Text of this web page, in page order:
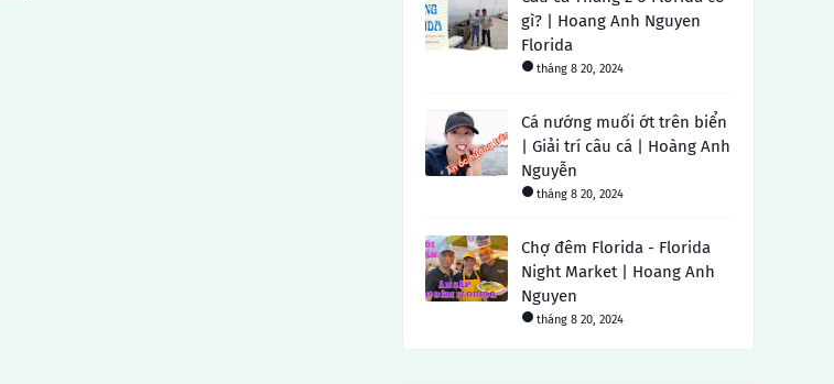
gì? | Hoang Anh Nguyen
Florida
tháng 8 20, 2024
Cá nướng muối ớt trên biển
| Giải trí câu cá | Hoàng Anh
Nguyễn
tháng 8 20, 2024
Chợ đêm Florida - Florida
Night Market | Hoang Anh
Nguyen
tháng 8 20, 2024